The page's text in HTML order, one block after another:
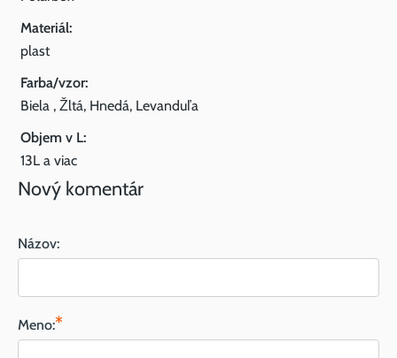
Materiál:
plast
Farba/vzor:
Biela , Žltá, Hnedá, Levanduľa
Objem v L:
13L a viac
Nový komentár
Názov:
Meno:*